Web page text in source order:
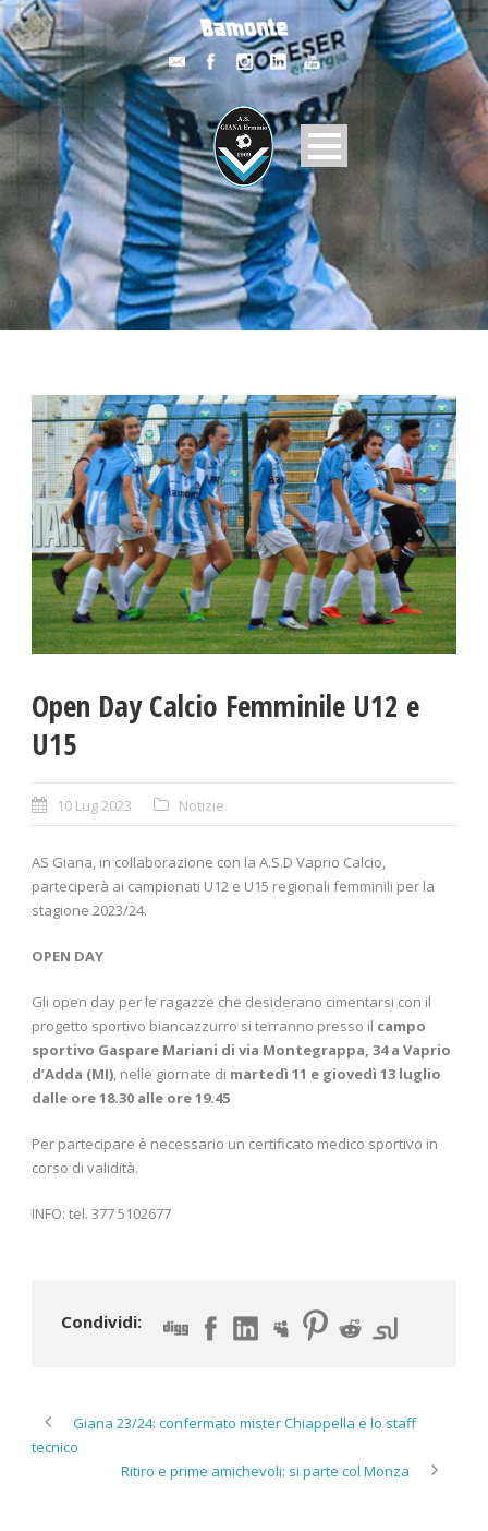
Open Day Calcio Femminile U12 e
U15
10 Lug 2023 Notizie
AS Giana, in collaborazione con la A.S.D Vaprio Calcio,
parteciperà ai campionati U12 e U15 regionali femminili per la
stagione 2023/24.
OPEN DAY
Gli open day per le ragazze che desiderano cimentarsi con il
progetto sportivo biancazzurro si terranno presso il campo
sportivo Gaspare Mariani di via Montegrappa, 34 a Vaprio
d’Adda (MI), nelle giornate di martedì 11 e giovedì 13 luglio
dalle ore 18.30 alle ore 19.45
Per partecipare è necessario un certificato medico sportivo in
corso di validità.
INFO: tel. 377 5102677
Condividi:
Giana 23/24: confermato mister Chiappella e lo staff
tecnico
Ritiro e prime amichevoli: si parte col Monza